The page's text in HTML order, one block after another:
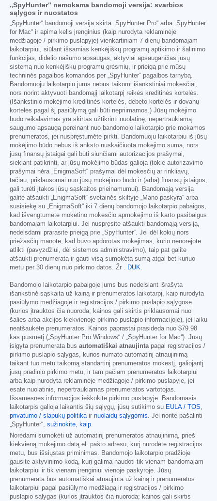
„SpyHunter“ nemokama bandomoji versija: svarbios
sąlygos ir nuostatos
„SpyHunter“ bandomoji versija skirta „SpyHunter Pro“ arba „SpyHunter
for Mac“ ir apima kelis įrenginius (kaip nurodyta reklaminėje
medžiagoje / pirkimo puslapyje) vienkartiniam 7 dienų bandomajam
laikotarpiui, siūlant išsamias kenkėjiškų programų aptikimo ir šalinimo
funkcijas, didelio našumo apsaugas, aktyviai apsaugančias jūsų
sistemą nuo kenkėjiškų programų grėsmių, ir prieigą prie mūsų
techninės pagalbos komandos per „SpyHunter“ pagalbos tarnybą.
Bandomuoju laikotarpiu jums nebus taikomi išankstiniai mokesčiai,
nors norint aktyvuoti bandomąjį laikotarpį reikės kreditinės kortelės.
(Išankstinio mokėjimo kreditinės kortelės, debeto kortelės ir dovanų
kortelės pagal šį pasiūlymą gali būti nepriimamos.) Jūsų mokėjimo
būdo reikalavimas yra skirtas užtikrinti nuolatinę, nepertraukiamą
saugumo apsaugą pereinant nuo bandomojo laikotarpio prie mokamos
prenumeratos, jei nuspręstumėte pirkti. Bandomuoju laikotarpiu iš jūsų
mokėjimo būdo nebus iš anksto nuskaičiuota mokėjimo suma, nors
jūsų finansų įstaigai gali būti siunčiami autorizacijos prašymai,
siekiant patikrinti, ar jūsų mokėjimo būdas galioja (tokie autorizavimo
prašymai nėra „EnigmaSoft“ prašymai dėl mokesčių ar rinkliavų,
tačiau, priklausomai nuo jūsų mokėjimo būdo ir (arba) finansų įstaigos,
gali turėti įtakos jūsų sąskaitos prieinamumui). Bandomąją versiją
galite atšaukti „EnigmaSoft“ svetainės skiltyje „Mano paskyra“ arba
susisiekę su „EnigmaSoft“ iki 7 dienų bandomojo laikotarpio pabaigos,
kad išvengtumėte mokėtino mokesčio apmokėjimo iš karto pasibaigus
bandomajam laikotarpiui. Jei nuspręsite atšaukti bandomąją versiją,
nedelsdami prarasite prieigą prie „SpyHunter“. Jei dėl kokių nors
priežasčių manote, kad buvo apdorotas mokėjimas, kurio nenorėjote
atlikti (pavyzdžiui, dėl sistemos administravimo), taip pat galite
atšaukti prenumeratą ir gauti visą sumokėtą sumą atgal bet kuriuo
metu per 30 dienų nuo pirkimo datos. Žr . DUK.
Bandomojo laikotarpio pabaigoje jums bus nedelsiant išrašyta
išankstinė sąskaita už kainą ir prenumeratos laikotarpį, kaip nurodyta
pasiūlymo medžiagoje ir registracijos / pirkimo puslapio sąlygose
(kurios įtrauktos čia nuoroda; kainos gali skirtis priklausomai nuo
šalies arba akcijos kiekvienoje pirkimo puslapio informacijoje), jei laiku
neatšaukėte prenumeratos. Kainos paprastai prasideda nuo $79.98
kas pusmetį („SpyHunter Pro Windows“ / „SpyHunter for Mac“). Jūsų
įsigyta prenumerata bus automatiškai atnaujintapagal registracijos /
pirkimo puslapio sąlygas, kurios numato automatinį atnaujinimą
taikant tuo metu taikomą standartinį prenumeratos mokestį, galiojantį
jūsų pradinio pirkimo metu, ir tam pačiam prenumeratos laikotarpiui
arba kaip nurodyta reklaminėje medžiagoje / pirkimo puslapyje, jei
esate nuolatinis, nepertraukiamas prenumeratos vartotojas.
Išsamesnės informacijos ieškokite pirkimo puslapyje. Bandomasis
laikotarpis galioja laikantis šių sąlygų, jūsų sutikimo su EULA / TOS,
privatumo / slapukų politikair nuolaidų sąlygomis. Jei norite pašalinti
„SpyHunter“, sužinokite, kaip.
Norėdami sumokėti už automatinį prenumeratos atnaujinimą, prieš
kiekvieną mokėjimo datą el. pašto adresu, kurį nurodėte registracijos
metu, bus išsiųstas priminimas. Bandomojo laikotarpio pradžioje
gausite aktyvinimo kodą, kurį galima naudoti tik vienam bandomajam
laikotarpiui ir tik vienam įrenginiui vienoje paskyroje. Jūsų
prenumerata bus automatiškai atnaujinta už kainą ir prenumeratos
laikotarpiui pagal pasiūlymo medžiagą ir registracijos / pirkimo
puslapio sąlygas (kurios įtrauktos čia nuoroda; kainos gali skirtis